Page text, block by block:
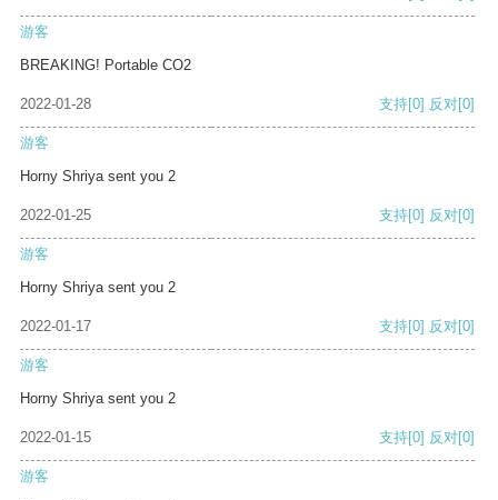
游客
BREAKING! Portable CO2
2022-01-28 支持[0] 反对[0]
游客
Horny Shriya sent you 2
2022-01-25 支持[0] 反对[0]
游客
Horny Shriya sent you 2
2022-01-17 支持[0] 反对[0]
游客
Horny Shriya sent you 2
2022-01-15 支持[0] 反对[0]
游客